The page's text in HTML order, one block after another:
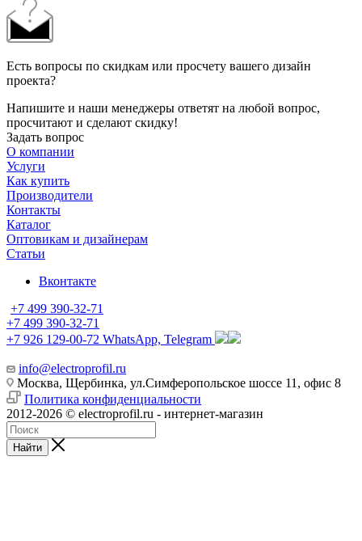
Есть вопросы по скидкам или просчету вашего дизайн
проекта?
Напишите и наши менеджеры ответят на любой вопрос,
просчитают и сделают скидку!
Задать вопрос
О компании
Услуги
Как купить
Производители
Контакты
Каталог
Оптовикам и дизайнерам
Статьи
Вконтакте
+7 499 390-32-71
+7 499 390-32-71
+7 926 129-00-72 WhatsApp, Telegram
info@electroprofil.ru
Москва, Щербинка, ул.Симферопольское шоссе 11, офис 8
Политика конфиденциальности
2012-2026 © electroprofil.ru - интернет-магазин
Найти